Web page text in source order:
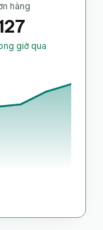
hàng
giờ qua